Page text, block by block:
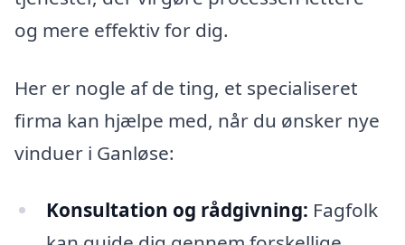
og mere effektiv for dig.
Her er nogle af de ting, et specialiseret
firma kan hjælpe med, når du ønsker nye
vinduer i Ganløse:
Konsultation og rådgivning: Fagfolk